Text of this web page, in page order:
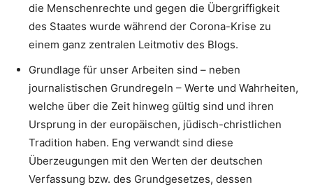
die Menschenrechte und gegen die Übergriffigkeit
des Staates wurde während der Corona-Krise zu
einem ganz zentralen Leitmotiv des Blogs.
Grundlage für unser Arbeiten sind – neben
journalistischen Grundregeln – Werte und Wahrheiten,
welche über die Zeit hinweg gültig sind und ihren
Ursprung in der europäischen, jüdisch-christlichen
Tradition haben. Eng verwandt sind diese
Überzeugungen mit den Werten der deutschen
Verfassung bzw. des Grundgesetzes, dessen